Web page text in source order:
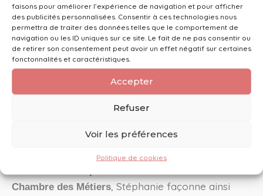
faisons pour améliorer l’expérience de navigation et pour afficher
des publicités personnalisées. Consentir à ces technologies nous
permettra de traiter des données telles que le comportement de
navigation ou les ID uniques sur ce site. Le fait de ne pas consentir ou
de retirer son consentement peut avoir un effet négatif sur certaines
fonctonnalités et caractéristiques.
Accepter
Refuser
Voir les préférences
Politique de cookies
Fabrication Française : Un savoir-faire local
qui privilégie la qualité et le circuit court.
Savoir-faire & Fabrication – L’Engagement des
unique, confectionnée avec passion en
Bourgogne-Franche-Comté par Stéphanie Baillot.
Chambre des Métiers, Stéphanie façonne ainsi